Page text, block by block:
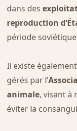
dans des
reproduction
période
Il existe
gérés par l’
animale, visant à
éviter la